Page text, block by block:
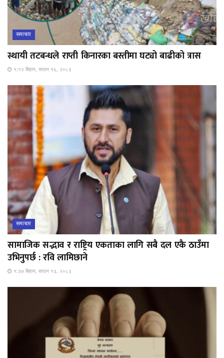
समाचार
स्थायी तटबन्धले राप्ती किनारका बस्तीमा घट्यो बाढीको त्रास
१:१२ बिहान, साउन १६, २०८३
समाचार
सामाजिक सद्भाव र राष्ट्रिय एकताका लागि सबै दल एकै ठाउँमा
उभिनुपर्छ : रवि लामिछाने
१:३७ बिहान, साउन १३, २०८३